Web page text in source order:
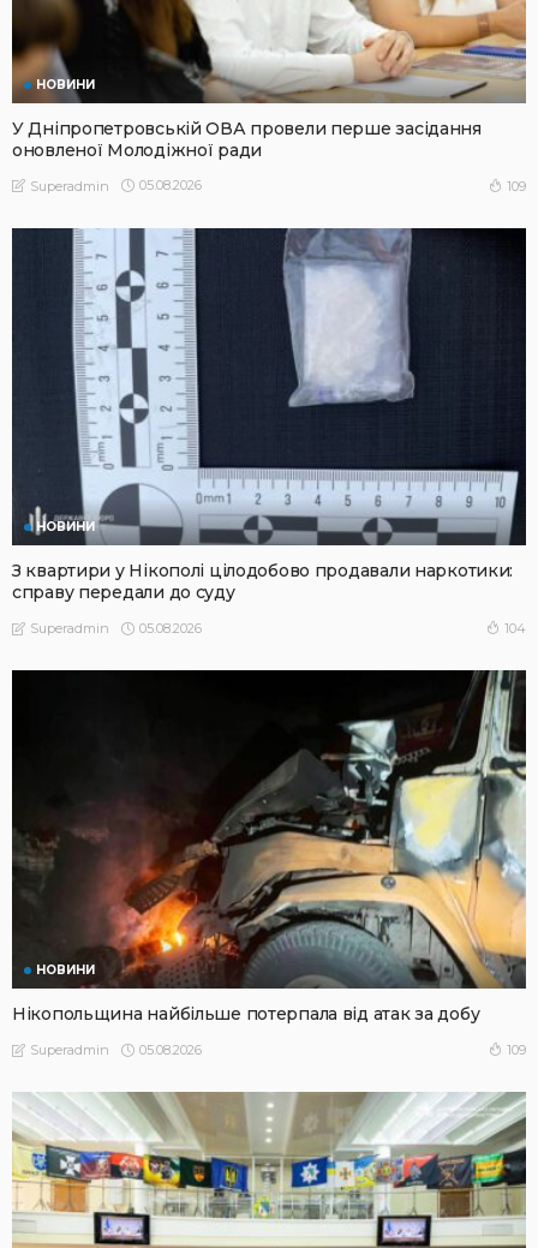
НОВИНИ
У Дніпропетровській ОВА провели перше засідання
оновленої Молодіжної ради
Superadmin 05.08.2026 109
НОВИНИ
З квартири у Нікополі цілодобово продавали наркотики:
справу передали до суду
Superadmin 05.08.2026 104
НОВИНИ
Нікопольщина найбільше потерпала від атак за добу
Superadmin 05.08.2026 109